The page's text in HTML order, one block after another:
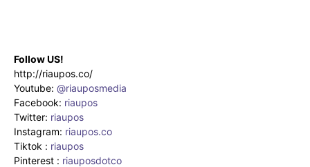
Follow US!
http://riaupos.co/
Youtube: @riauposmedia
Facebook: riaupos
Twitter: riaupos
Instagram: riaupos.co
Tiktok : riaupos
Pinterest : riauposdotco